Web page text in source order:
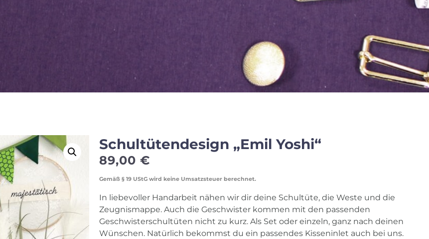
Schultütendesign „Emil Yoshi“
89,00 €
Gemäß § 19 UStG wird keine Umsatzsteuer berechnet.
In liebevoller Handarbeit nähen wir dir deine Schultüte, die Weste und die
Zeugnismappe. Auch die Geschwister kommen mit den passenden
Geschwisterschultüten nicht zu kurz. Als Set oder einzeln, ganz nach deinen
Wünschen. Natürlich bekommst du ein passendes Kisseninlet auch bei uns.